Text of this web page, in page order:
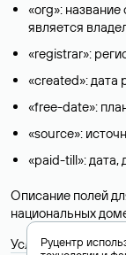
«org»:
является
«registrar»:
«created»: дата
«free-date»:
«source»:
«paid-till»: дата,
Описание полей
национальных
УсловияРуцентр